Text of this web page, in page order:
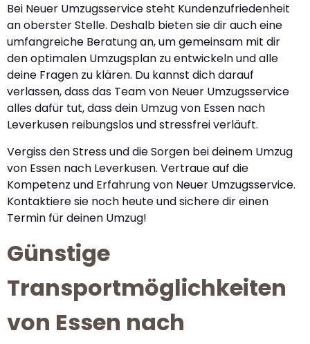
Bei Neuer Umzugsservice steht Kundenzufriedenheit
an oberster Stelle. Deshalb bieten sie dir auch eine
umfangreiche Beratung an, um gemeinsam mit dir
den optimalen Umzugsplan zu entwickeln und alle
deine Fragen zu klären. Du kannst dich darauf
verlassen, dass das Team von Neuer Umzugsservice
alles dafür tut, dass dein Umzug von Essen nach
Leverkusen reibungslos und stressfrei verläuft.
Vergiss den Stress und die Sorgen bei deinem Umzug
von Essen nach Leverkusen. Vertraue auf die
Kompetenz und Erfahrung von Neuer Umzugsservice.
Kontaktiere sie noch heute und sichere dir einen
Termin für deinen Umzug!
Günstige
Transportmöglichkeiten
von Essen nach